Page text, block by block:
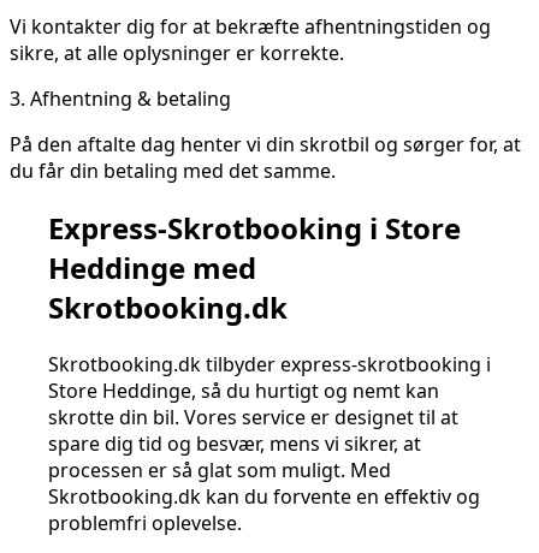
Vi kontakter dig for at bekræfte afhentningstiden og
sikre, at alle oplysninger er korrekte.
3. Afhentning & betaling
På den aftalte dag henter vi din skrotbil og sørger for, at
du får din betaling med det samme.
Express-Skrotbooking i Store
Heddinge med
Skrotbooking.dk
Skrotbooking.dk tilbyder express-skrotbooking i
Store Heddinge, så du hurtigt og nemt kan
skrotte din bil. Vores service er designet til at
spare dig tid og besvær, mens vi sikrer, at
processen er så glat som muligt. Med
Skrotbooking.dk kan du forvente en effektiv og
problemfri oplevelse.